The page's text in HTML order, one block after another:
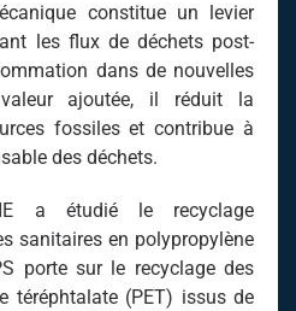
constitue un levier
les flux de déchets post-
dans de nouvelles
ajoutée, il réduit la
fossiles et contribue à
des déchets.
a étudié le recyclage
sanitaires en polypropylène
porte sur le recyclage des
téréphtalate (PET) issus de